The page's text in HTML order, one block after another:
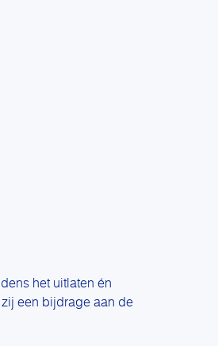
het uitlaten én
zij een bijdrage aan de